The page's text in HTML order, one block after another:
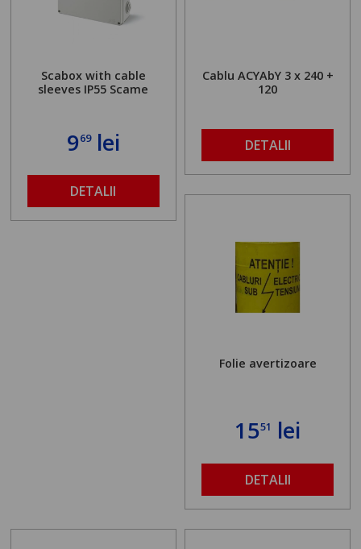
Scabox with cable
sleeves IP55 Scame
969lei
DETALII
Cablu ACYAbY 3 x 240 +
120
DETALII
Folie avertizoare
1551 lei
DETALII